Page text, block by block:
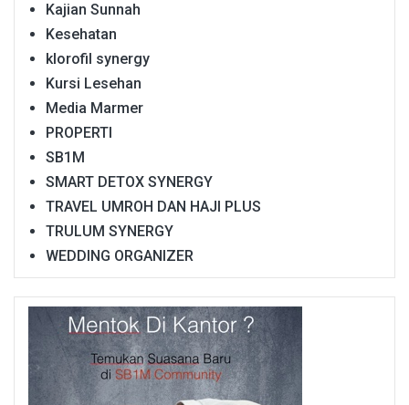
Kajian Sunnah
Kesehatan
klorofil synergy
Kursi Lesehan
Media Marmer
PROPERTI
SB1M
SMART DETOX SYNERGY
TRAVEL UMROH DAN HAJI PLUS
TRULUM SYNERGY
WEDDING ORGANIZER